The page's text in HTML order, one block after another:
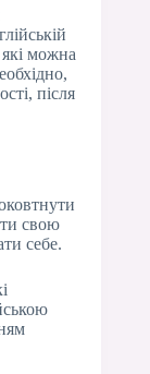
можна
після
свою
себе.